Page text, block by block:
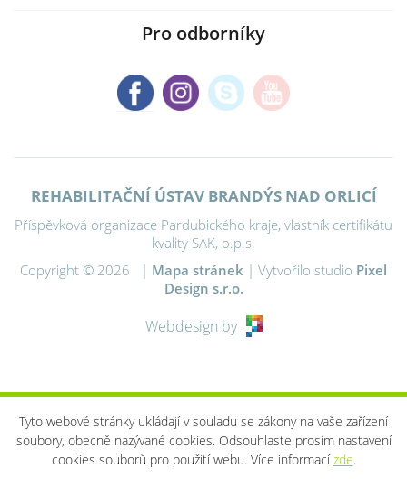
Pro odborníky
REHABILITAČNÍ ÚSTAV BRANDÝS NAD ORLICÍ
Příspěvková organizace Pardubického kraje, vlastník certifikátu
kvality SAK, o.p.s.
Copyright © 2026 | Mapa stránek | Vytvořilo studio Pixel
Design s.r.o.
Webdesign by
Tyto webové stránky ukládají v souladu se zákony na vaše zařízení
soubory, obecně nazývané cookies. Odsouhlaste prosím nastavení
cookies souborů pro použití webu. Více informací zde.